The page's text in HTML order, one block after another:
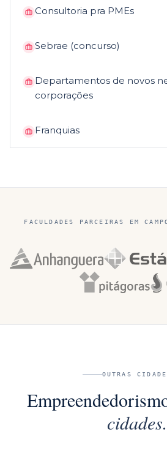
Consultoria pra PMEs
Sebrae (concurso)
Departamentos de novos
corporações
Franquias
FACULDADES PARCEIRAS EM
OUTRAS
cidades.